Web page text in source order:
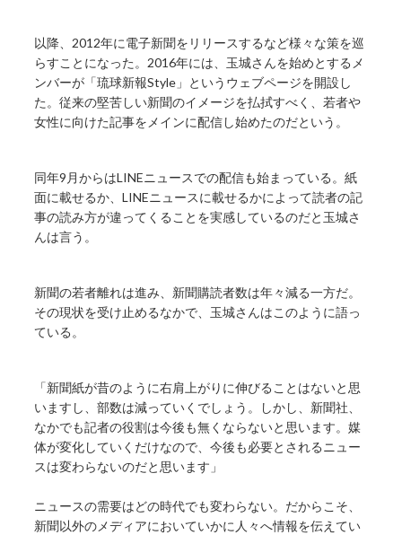
以降、2012年に電子新聞をリリースするなど様々な策を巡
らすことになった。2016年には、玉城さんを始めとするメ
ンバーが「琉球新報Style」というウェブページを開設し
た。従来の堅苦しい新聞のイメージを払拭すべく、若者や
女性に向けた記事をメインに配信し始めたのだという。
同年9月からはLINEニュースでの配信も始まっている。紙
面に載せるか、LINEニュースに載せるかによって読者の記
事の読み方が違ってくることを実感しているのだと玉城さ
んは言う。
新聞の若者離れは進み、新聞購読者数は年々減る一方だ。
その現状を受け止めるなかで、玉城さんはこのように語っ
ている。
「新聞紙が昔のように右肩上がりに伸びることはないと思
いますし、部数は減っていくでしょう。しかし、新聞社、
なかでも記者の役割は今後も無くならないと思います。媒
体が変化していくだけなので、今後も必要とされるニュー
スは変わらないのだと思います」
ニュースの需要はどの時代でも変わらない。だからこそ、
新聞以外のメディアにおいていかに人々へ情報を伝えてい